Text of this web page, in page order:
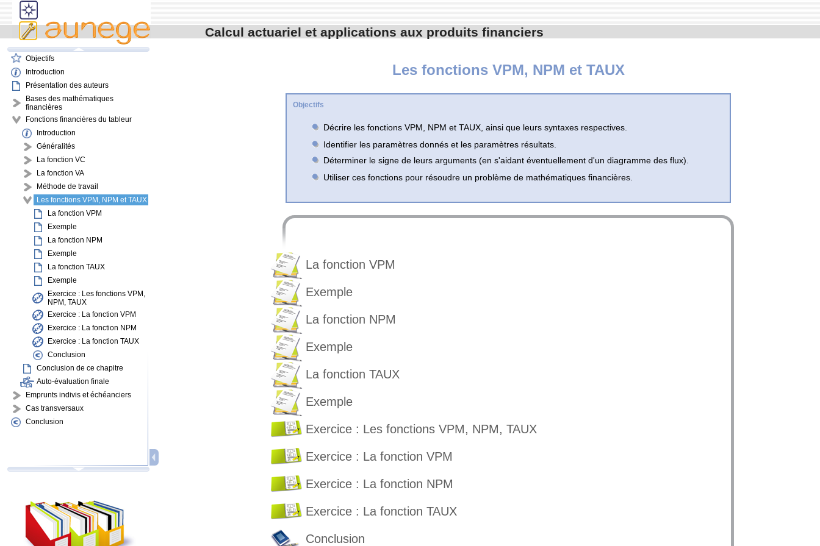
contenu
menu
navigation
outils
pied de page
Calcul actuariel et applications aux produits financiers
Objectifs
Introduction
Présentation des auteurs
Bases des mathématiques
financières
Fonctions financières du tableur
Introduction
Généralités
La fonction VC
La fonction VA
Méthode de travail
Les fonctions VPM, NPM et TAUX
La fonction VPM
Exemple
La fonction NPM
Exemple
La fonction TAUX
Exemple
Exercice : Les fonctions VPM,
NPM, TAUX
Exercice : La fonction VPM
Exercice : La fonction NPM
Exercice : La fonction TAUX
Conclusion
Conclusion de ce chapitre
Auto-évaluation finale
Emprunts indivis et échéanciers
Cas transversaux
Conclusion
Les fonctions VPM, NPM et TAUX
Objectifs
Décrire les fonctions VPM, NPM et TAUX, ainsi que leurs syntaxes respectives.
Identifier les paramètres donnés et les paramètres résultats.
Déterminer le signe de leurs arguments (en s'aidant éventuellement d'un diagramme des flux).
Utiliser ces fonctions pour résoudre un problème de mathématiques financières.
La fonction VPM
Exemple
La fonction NPM
Exemple
La fonction TAUX
Exemple
Exercice : Les fonctions VPM, NPM, TAUX
Exercice : La fonction VPM
Exercice : La fonction NPM
Exercice : La fonction TAUX
Conclusion